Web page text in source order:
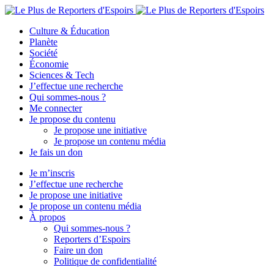
Culture & Éducation
Planète
Société
Économie
Sciences & Tech
J’effectue une recherche
Qui sommes-nous ?
Me connecter
Je propose du contenu
Je propose une initiative
Je propose un contenu média
Je fais un don
Je m’inscris
J’effectue une recherche
Je propose une initiative
Je propose un contenu média
À propos
Qui sommes-nous ?
Reporters d’Espoirs
Faire un don
Politique de confidentialité